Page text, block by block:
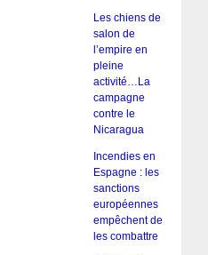
Les chiens de
salon de
l’empire en
pleine
activité…La
campagne
contre le
Nicaragua
Incendies en
Espagne : les
sanctions
européennes
empêchent de
les combattre